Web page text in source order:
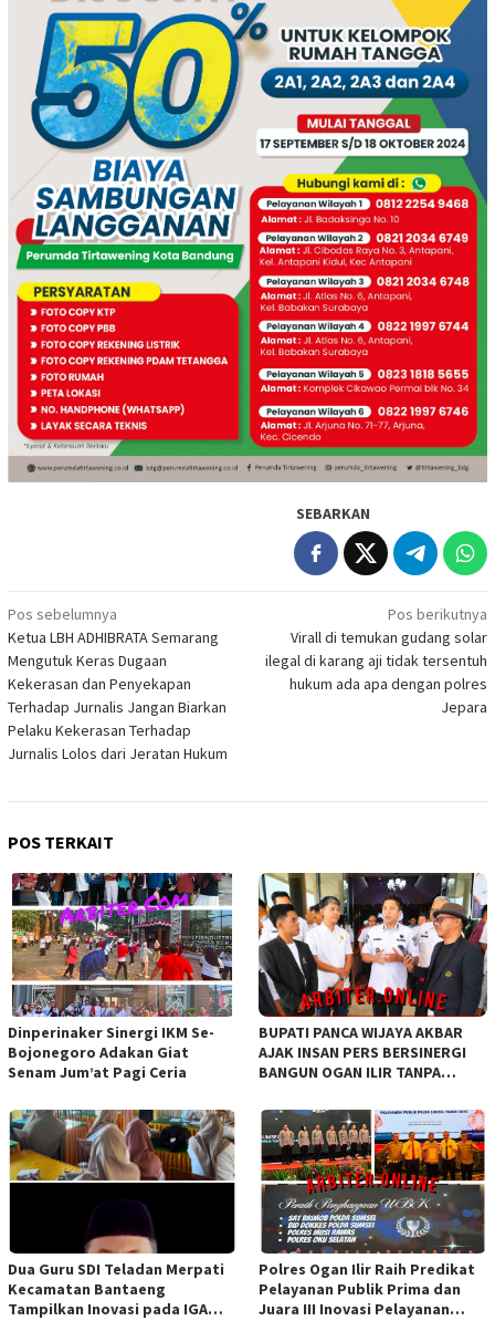
SEBARKAN
Navigasi
pos
Pos sebelumnya
Ketua LBH ADHIBRATA Semarang
Mengutuk Keras Dugaan
Kekerasan dan Penyekapan
Terhadap Jurnalis Jangan Biarkan
Pelaku Kekerasan Terhadap
Jurnalis Lolos dari Jeratan Hukum
Pos berikutnya
Virall di temukan gudang solar
ilegal di karang aji tidak tersentuh
hukum ada apa dengan polres
Jepara
POS TERKAIT
Dinperinaker Sinergi IKM Se-
Bojonegoro Adakan Giat
Senam Jum’at Pagi Ceria
BUPATI PANCA WIJAYA AKBAR
AJAK INSAN PERS BERSINERGI
BANGUN OGAN ILIR TANPA
Dua Guru SDI Teladan Merpati
Kecamatan Bantaeng
Tampilkan Inovasi pada IGA
Polres Ogan Ilir Raih Predikat
Pelayanan Publik Prima dan
Juara III Inovasi Pelayanan